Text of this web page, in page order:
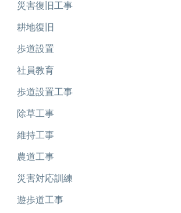
災害復旧工事
耕地復旧
歩道設置
社員教育
歩道設置工事
除草工事
維持工事
農道工事
災害対応訓練
遊歩道工事